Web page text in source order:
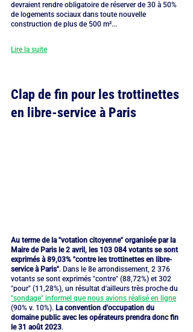
devraient rendre obligatoire de réserver de 30 à 50%
de logements sociaux dans toute nouvelle
construction de plus de 500 m²...
Lire la suite
Clap de fin pour les trottinettes
en libre-service à Paris
Au terme de la "votation citoyenne" organisée par la
Maire de Paris le 2 avril, les 103 084 votants se sont
exprimés à 89,03% "contre les trottinettes en libre-
service à Paris". Dans le 8e arrondissement, 2 376
votants se sont exprimés "contre" (88,72%) et 302
"pour" (11,28%), un résultat d'ailleurs très proche du
"sondage" informel que nous avions réalisé en ligne
(90% v. 10%). La convention d'occupation du
domaine public avec les opérateurs prendra donc fin
le 31 août 2023.